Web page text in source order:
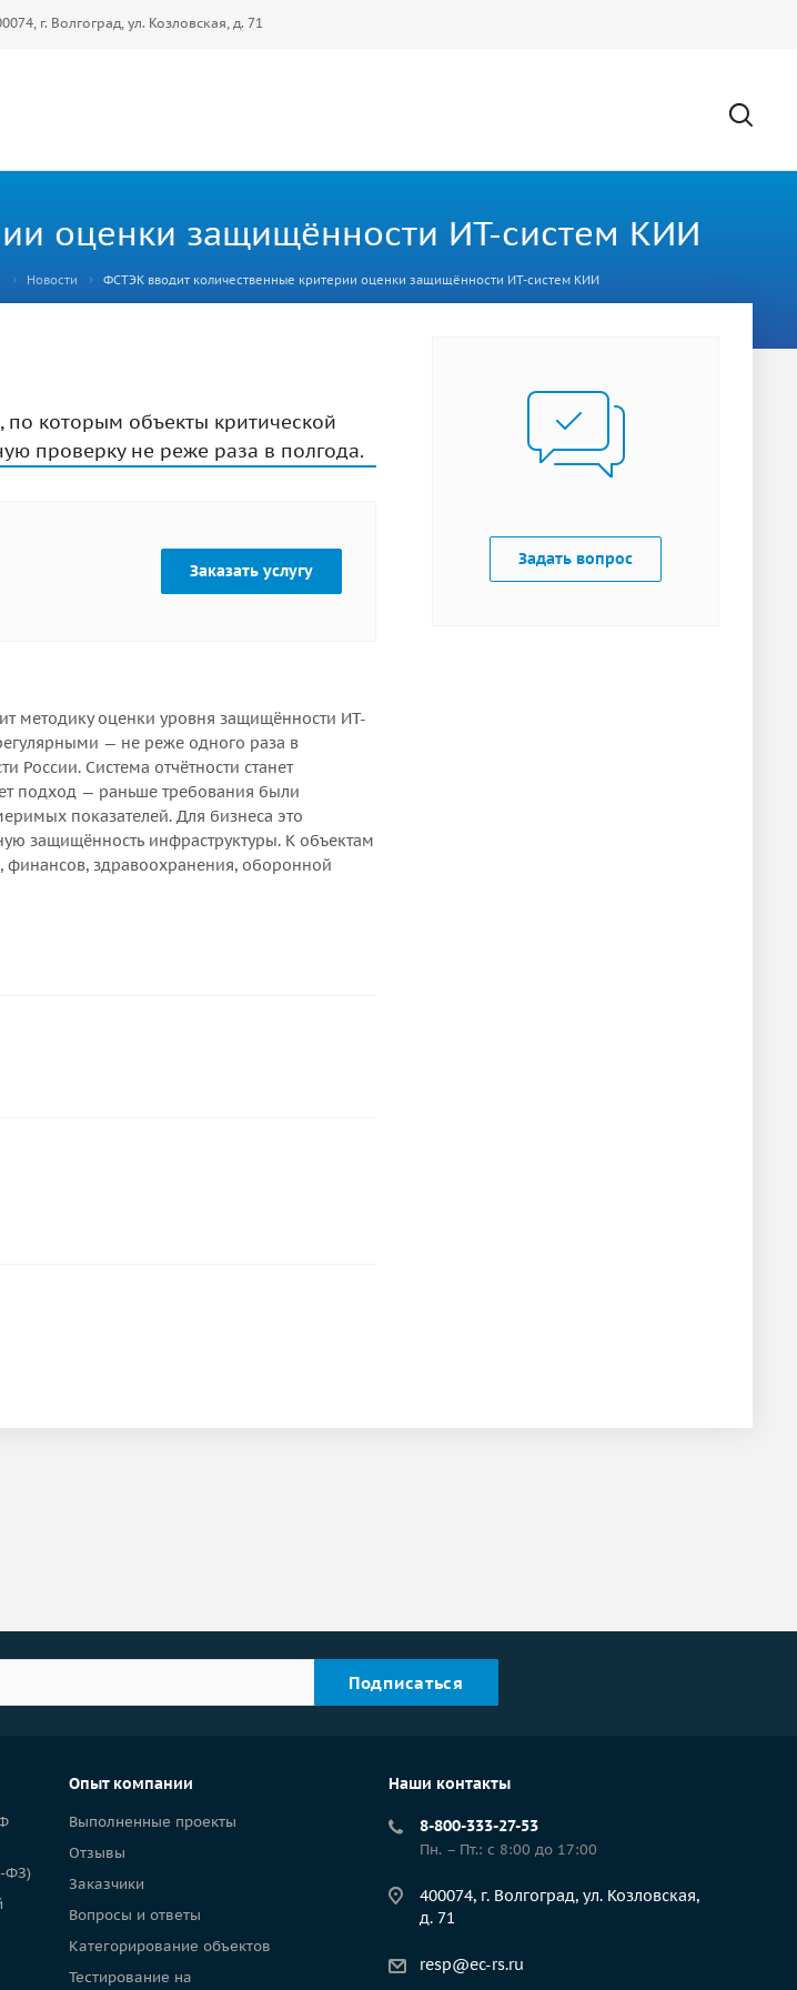
г. Волгоград, ул. Козловская, д. 71
оценки защищённости ИТ-систем КИИ
Новости ФСТЭК вводит количественные критерии оценки защищённости ИТ-систем КИИ
по которым объекты критической
проверку не реже раза в полгода.
Заказать услугу
методику оценки уровня защищённости ИТ-
— не реже одного раза в
России. Система отчётности станет
подход — раньше требования были
показателей. Для бизнеса это
защищённость инфраструктуры. К объектам
финансов, здравоохранения, оборонной
Задать вопрос
ФЗ)
Опыт компании
Выполненные проекты
Отзывы
Заказчики
Вопросы и ответы
Категорирование объектов
Тестирование на
Наши контакты
8-800-333-27-53
Пн. – Пт.: с 8:00 до 17:00
400074, г. Волгоград, ул. Козловская,
д. 71
resp@ec-rs.ru